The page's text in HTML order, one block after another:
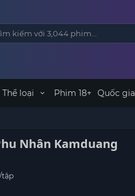
Thể loại Phim 18+ Quốc gia
Nhân Kamduang
tập